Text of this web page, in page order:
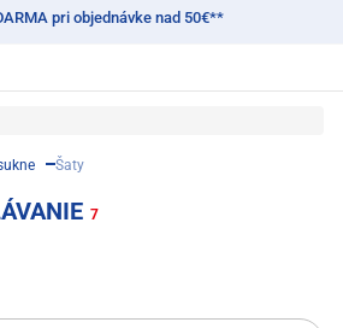
pri objednávke nad 50€**
Šaty
7